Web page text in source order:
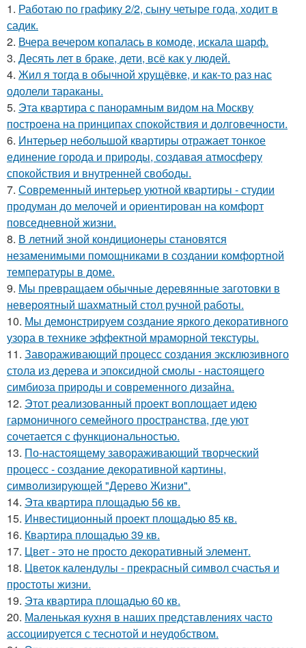
1. Работаю по графику 2/2, сыну четыре года, ходит в
садик.
2. Вчера вечером копалась в комоде, искала шарф.
3. Десять лет в браке, дети, всё как у людей.
4. Жил я тогда в обычной хрущёвке, и как-то раз нас
одолели тараканы.
5. Эта квартира с панорамным видом на Москву
построена на принципах спокойствия и долговечности.
6. Интерьер небольшой квартиры отражает тонкое
единение города и природы, создавая атмосферу
спокойствия и внутренней свободы.
7. Современный интерьер уютной квартиры - студии
продуман до мелочей и ориентирован на комфорт
повседневной жизни.
8. В летний зной кондиционеры становятся
незаменимыми помощниками в создании комфортной
температуры в доме.
9. Мы превращаем обычные деревянные заготовки в
невероятный шахматный стол ручной работы.
10. Мы демонстрируем создание яркого декоративного
узора в технике эффектной мраморной текстуры.
11. Завораживающий процесс создания эксклюзивного
стола из дерева и эпоксидной смолы - настоящего
симбиоза природы и современного дизайна.
12. Этот реализованный проект воплощает идею
гармоничного семейного пространства, где уют
сочетается с функциональностью.
13. По-настоящему завораживающий творческий
процесс - создание декоративной картины,
символизирующей "Дерево Жизни".
14. Эта квартира площадью 56 кв.
15. Инвестиционный проект площадью 85 кв.
16. Квартира площадью 39 кв.
17. Цвет - это не просто декоративный элемент.
18. Цветок календулы - прекрасный символ счастья и
простоты жизни.
19. Эта квартира площадью 60 кв.
20. Маленькая кухня в наших представлениях часто
ассоциируется с теснотой и неудобством.